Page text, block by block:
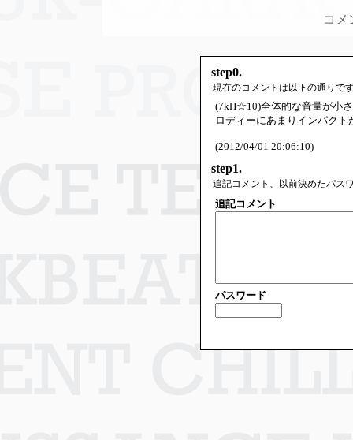
コメ
step0.
現在のコメントは以下の通りで
(7kH☆10)全体的な音量が小
ロディーにあまりインパク
(2012/04/01 20:06:10)
step1.
追記コメント、以前決めたパス
追記コメント
パスワード